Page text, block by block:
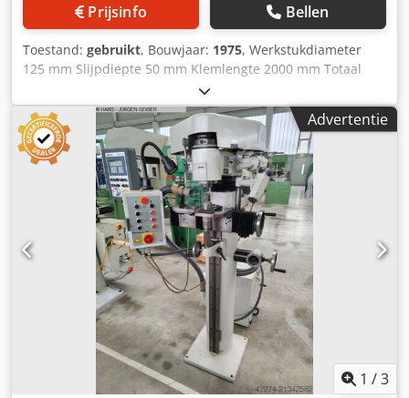
Prijsinfo Bellen
Toestand: gebruikt, Bouwjaar: 1975, Werkstukdiameter
125 mm Slijpdiepte 50 mm Klemlengte 2000 mm Totaal
benodigd vermogen 0,5 kW Machinegewicht ca. 1000 kg
Benodigde ruimte ca. m A N O T I O N Wij kunnen u
vrijblijvend uit voorraad leveren, onder voorbehoud van
fouten en voorafgaande verkoop onder voorbehoud van
fouten en voorafgaande verkoop: T E C H N I C A
(Zwitserland) Verticale rondslijpmachine Type ZSM 5100 -
2000 bouwjaar ca. 1975 serienr. 66 32 7872 _____
Centreerafstand 50 - 2.000 mm Werkstuk-? 8 - 125 mm
Zwenkbaar Ø middenspil ./. geleiding 290 mm Zwenkbare
Ø bankschroef ./. schuurkopkolom ca. 300 mm
Werkstukgewicht ca. 250 kg max. conische boring-Æ 2-50
mm max. centreergat conische hoek 60 ° Spanbereik van
de bankschroef ca. 4-150 mm Slag van de schuurkop,
verticaal, grofinstelling 130 mm Dkodpsvanrcsfx Ahner
Fijninstelling van het gemonteerde punt via handwiel 0,01-
1 mm Slijpstift - Æ 20 - 60 mm Snelheden schuurspil
afhankelijk van poelie Riemschijf 13.000 - 45.000 tpm
Advertentie
1 /3